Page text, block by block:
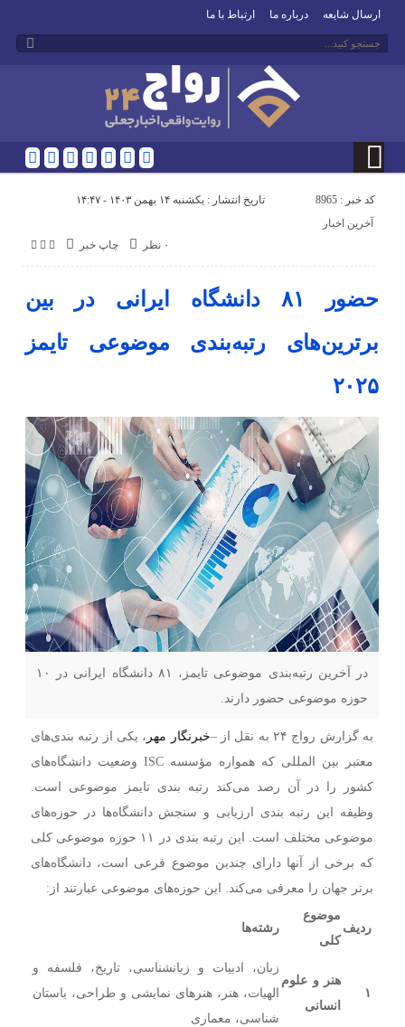
ارسال شایعه درباره ما ارتباط با ما
کد خبر : 8965 تاریخ انتشار : یکشنبه ۱۴ بهمن ۱۴۰۳ - ۱۴:۴۷
چاپ خبر ۰ نظر
آخرین اخبار
حضور ۸۱ دانشگاه ایرانی در بین
برترین‌های رتبه‌بندی موضوعی تایمز
۲۰۲۵
در آخرین رتبه‌بندی موضوعی تایمز، ۸۱ دانشگاه ایرانی در ۱۰
حوزه موضوعی حضور دارند.
به گزارش رواج ۲۴ به نقل از – خبرنگار مهر ، یکی از رتبه بندی‌های
معتبر بین المللی که همواره مؤسسه ISC وضعیت دانشگاه‌های
کشور را در آن رصد می‌کند رتبه بندی تایمز موضوعی است.
وظیفه این رتبه بندی ارزیابی و سنجش دانشگاه‌ها در حوزه‌های
موضوعی مختلف است. این رتبه بندی در ۱۱ حوزه موضوعی کلی
که برخی از آنها دارای چندین موضوع فرعی است، دانشگاه‌های
برتر جهان را معرفی می‌کند. این حوزه‌های موضوعی عبارتند از:
ردیف
موضوع
کلی
رشته‌ها
۱
هنر و علوم
انسانی
زبان، ادبیات و زبانشناسی، تاریخ، فلسفه و
الهیات، هنر، هنرهای نمایشی و طراحی، باستان
شناسی، معماری